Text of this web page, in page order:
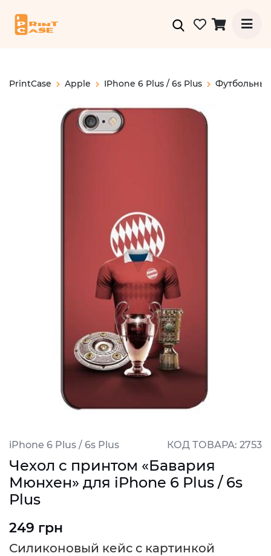
PrintCase Apple IPhone 6 Plus / 6s Plus
iPhone 6 Plus / 6s Plus КОД ТОВАРА: 2753
Чехол с принтом «Бавария
Мюнхен» для iPhone 6 Plus / 6s
Plus
249 грн
Силиконовый кейс с картинкой